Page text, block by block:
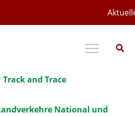
and Trace
National und